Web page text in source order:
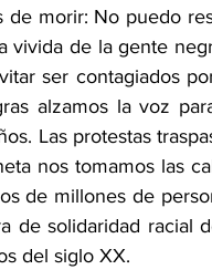
de morir: No puedo
vivida de la gente
ser contagiados
alzamos la voz
Las protestas
nos tomamos las
de millones de
de solidaridad
del siglo XX.